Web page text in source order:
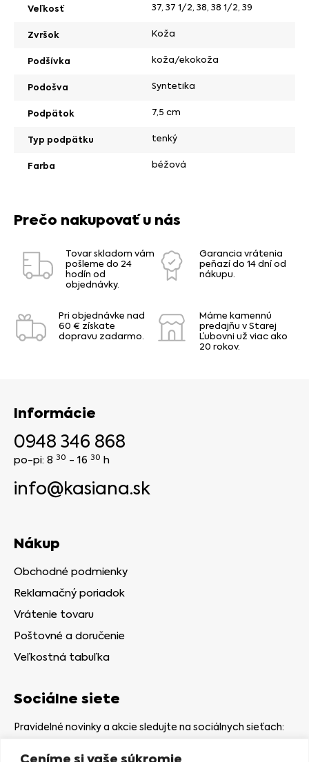
Veľkosť 37, 37 1/2, 38, 38 1/2, 39
Zvršok Koža
Podšívka koža/ekokoža
Podošva Syntetika
Podpätok 7,5 cm
Typ podpätku tenký
Farba béžová
Prečo nakupovať u nás
Tovar skladom vám
pošleme do 24
hodín od
objednávky.
Garancia vrátenia
peňazí do 14 dní od
nákupu.
Pri objednávke nad
60 € získate
dopravu zadarmo.
Máme kamennú
predajňu v Starej
Ľubovni už viac ako
20 rokov.
Informácie
0948 346 868
po-pi: 8 30 - 16 30 h
info@kasiana.sk
Nákup
Obchodné podmienky
Reklamačný poriadok
Vrátenie tovaru
Poštovné a doručenie
Veľkostná tabuľka
Sociálne siete
Pravidelné novinky a akcie sledujte na sociálnych sieťach: